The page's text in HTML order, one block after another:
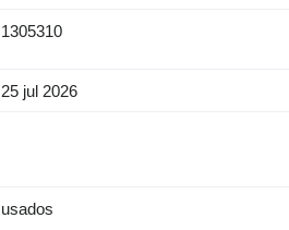
1305310
25 jul 2026
usados